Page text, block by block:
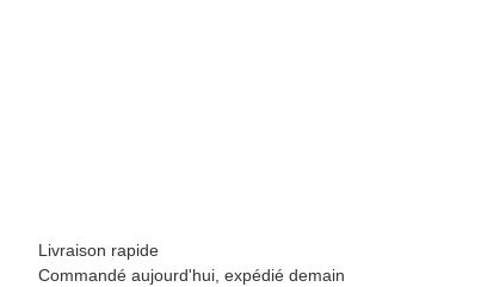
Livraison rapide
Commandé aujourd'hui, expédié demain